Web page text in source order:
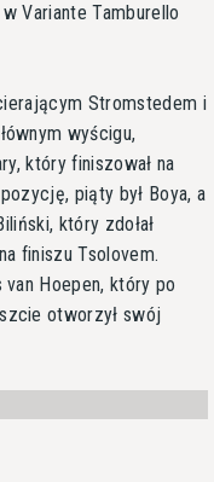
Variante Tamburello
Stromstedem i
wyścigu,
który finiszował na
piąty był Boya, a
który zdołał
finiszu Tsolovem.
van Hoepen, który po
otworzył swój